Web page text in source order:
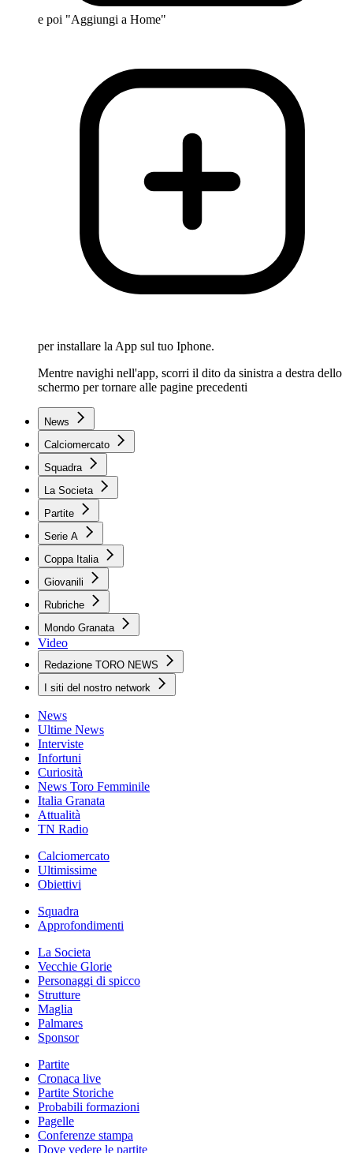
e poi "Aggiungi a Home"
per installare la App sul tuo Iphone.
Mentre navighi nell'app, scorri il dito da sinistra a destra dello
schermo per tornare alle pagine precedenti
News
Calciomercato
Squadra
La Societa
Partite
Serie A
Coppa Italia
Giovanili
Rubriche
Mondo Granata
Video
Redazione TORO NEWS
I siti del nostro network
News
Ultime News
Interviste
Infortuni
Curiosità
News Toro Femminile
Italia Granata
Attualità
TN Radio
Calciomercato
Ultimissime
Obiettivi
Squadra
Approfondimenti
La Societa
Vecchie Glorie
Personaggi di spicco
Strutture
Maglia
Palmares
Sponsor
Partite
Cronaca live
Partite Storiche
Probabili formazioni
Pagelle
Conferenze stampa
Dove vedere le partite